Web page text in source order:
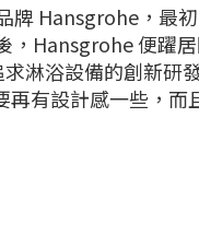
牌 Hansgrohe，最
，Hansgrohe 便躍
淋浴設備的創新研
有設計感一些，而